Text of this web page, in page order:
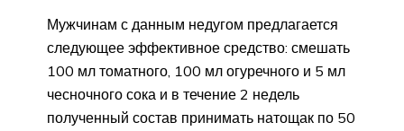
Мужчинам с данным недугом предлагается
следующее эффективное средство: смешать
100 мл томатного, 100 мл огуречного и 5 мл
чесночного сока и в течение 2 недель
полученный состав принимать натощак по 50